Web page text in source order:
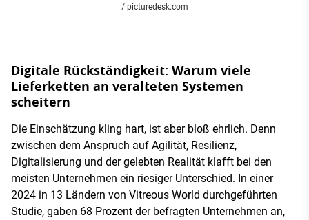
/ picturedesk.com
Digitale Rückständigkeit: Warum viele
Lieferketten an veralteten Systemen
scheitern
Die Einschätzung kling hart, ist aber bloß ehrlich. Denn
zwischen dem Anspruch auf Agilität, Resilienz,
Digitalisierung und der gelebten Realität klafft bei den
meisten Unternehmen ein riesiger Unterschied. In einer
2024 in 13 Ländern von Vitreous World durchgeführten
Studie, gaben 68 Prozent der befragten Unternehmen an,